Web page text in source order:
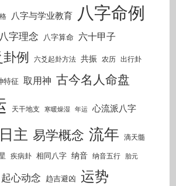
八字与学业教育 八字命例
八字理念 八字算命 六十甲子
例 六爻起卦方法 共振 农历 出行卦
特征 取用神 古今名人命盘
天干地支 寒暖燥湿 年运 心流派八字
日主 易学概念 流年 滴天髓
疾病卦 相同八字 纳音 纳音五行 胎元
起心动念 趋吉避凶 运势